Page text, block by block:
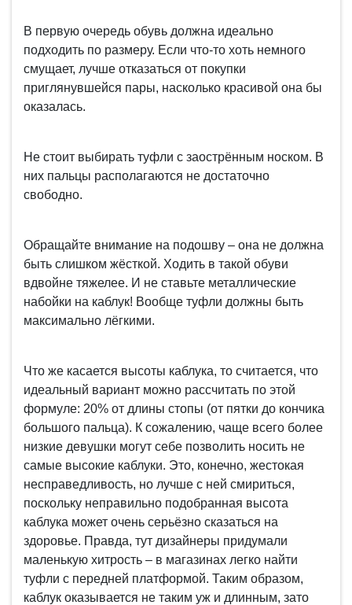
В первую очередь обувь должна идеально
подходить по размеру. Если что-то хоть немного
смущает, лучше отказаться от покупки
приглянувшейся пары, насколько красивой она бы
оказалась.
Не стоит выбирать туфли с заострённым носком. В
них пальцы располагаются не достаточно
свободно.
Обращайте внимание на подошву – она не должна
быть слишком жёсткой. Ходить в такой обуви
вдвойне тяжелее. И не ставьте металлические
набойки на каблук! Вообще туфли должны быть
максимально лёгкими.
Что же касается высоты каблука, то считается, что
идеальный вариант можно рассчитать по этой
формуле: 20% от длины стопы (от пятки до кончика
большого пальца). К сожалению, чаще всего более
низкие девушки могут себе позволить носить не
самые высокие каблуки. Это, конечно, жестокая
несправедливость, но лучше с ней смириться,
поскольку неправильно подобранная высота
каблука может очень серьёзно сказаться на
здоровье. Правда, тут дизайнеры придумали
маленькую хитрость – в магазинах легко найти
туфли с передней платформой. Таким образом,
каблук оказывается не таким уж и длинным, зато